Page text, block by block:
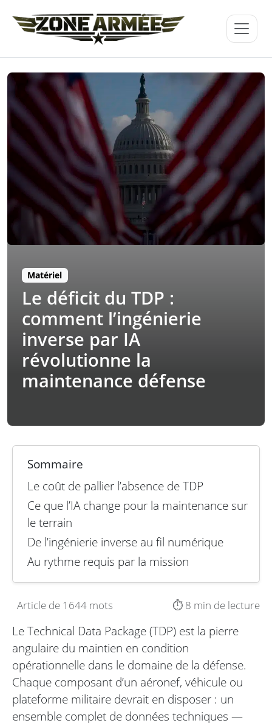
Matériel
Le déficit du TDP :
comment l’ingénierie
inverse par IA
révolutionne la
maintenance défense
Sommaire
Le coût de pallier l’absence de TDP
Ce que l’IA change pour la maintenance sur
le terrain
De l’ingénierie inverse au fil numérique
Au rythme requis par la mission
Article de 1644 mots ⏱️ 8 min de lecture
Le Technical Data Package (TDP) est la pierre
angulaire du maintien en condition
opérationnelle dans le domaine de la défense.
Chaque composant d’un aéronef, véhicule ou
plateforme militaire devrait en disposer : un
ensemble complet de données techniques —